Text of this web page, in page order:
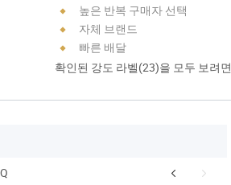
높은 반복 구매자 선택
자체 브랜드
빠른 배달
확인된 강도 라벨(23)을 모두 보려면